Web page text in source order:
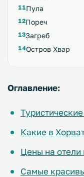
Пула
Пореч
Загреб
Остров Хвар
Оглавление:
Какие в
Цены на отели
Самые